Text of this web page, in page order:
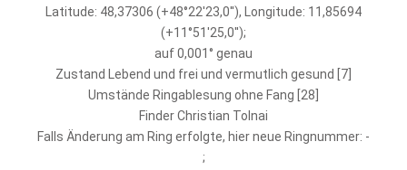
Latitude: 48,37306 (+48°22'23,0''), Longitude: 11,85694
(+11°51'25,0'');
auf 0,001° genau
Zustand Lebend und frei und vermutlich gesund [7]
Umstände Ringablesung ohne Fang [28]
Finder Christian Tolnai
Falls Änderung am Ring erfolgte, hier neue Ringnummer: -
;